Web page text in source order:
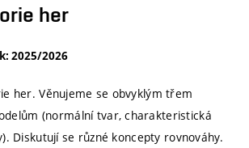
her
2025/2026
her. Věnujeme se obvyklým třem
(normální tvar, charakteristická
Diskutují se různé koncepty rovnováhy.